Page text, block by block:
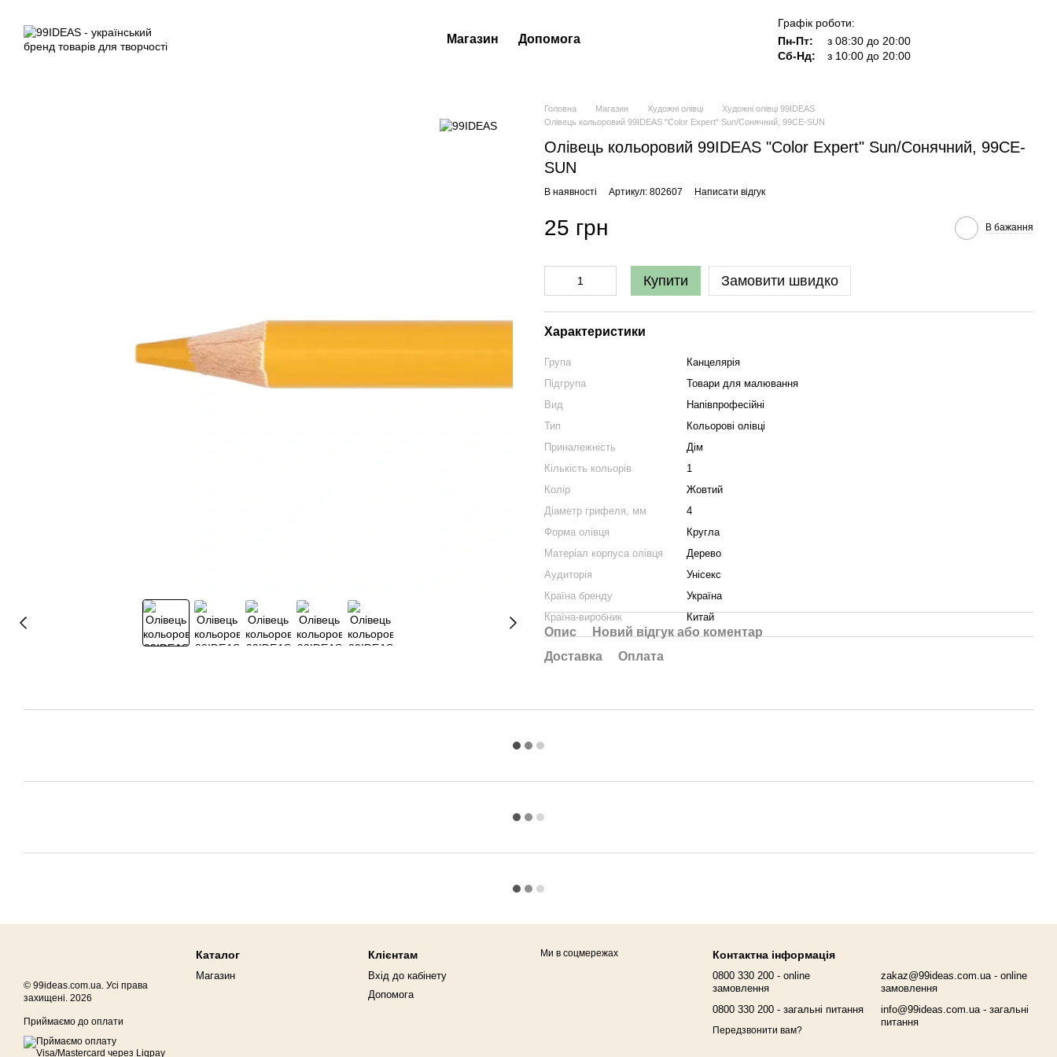
Магазин Допомога
Графік роботи:
Пн-Пт:
з 08:30 до 20:00
Сб-Нд:
з 10:00 до 20:00
Головна Магазин Художні олівці
Художні олівці 99IDEAS
Олівець кольоровий 99IDEAS "Color Expert" Sun/Сонячний, 99CE-SUN
Олівець кольоровий 99IDEAS "Color Expert" Sun/Сонячний, 99CE-
SUN
В наявності Артикул: 802607 Написати відгук
25 грн В бажання
Купити Замовити швидко
Характеристики
Група
Канцелярія
Підгрупа
Товари для малювання
Вид
Напівпрофесійні
Тип
Кольорові олівці
Приналежність
Дім
Кількість кольорів
1
Колір
Жовтий
Діаметр грифеля, мм
4
Форма олівця
Кругла
Матеріал корпуса олівця
Дерево
Аудиторія
Унісекс
Країна бренду
Україна
Країна-виробник
Китай
Опис
Новий відгук або коментар
Доставка
Оплата
© 99ideas.com.ua. Усі права
захищені. 2026
Приймаємо до оплати
Каталог
Магазин
Клієнтам
Вхід до кабінету
Допомога
Ми в соцмережах Контактна інформація
0800 330 200 - online
замовлення
0800 330 200 - загальні питання
Передзвонити вам?
zakaz@99ideas.com.ua - online
замовлення
info@99ideas.com.ua - загальні
питання